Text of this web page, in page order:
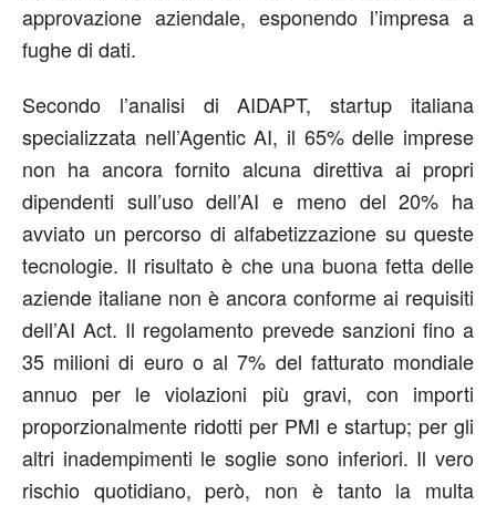
approvazione aziendale, esponendo l’impresa a
fughe di dati.
Secondo l’analisi diAIDAPT, startup italiana
specializzata nell’Agentic AI, il 65% delle imprese
non ha ancora fornito alcuna direttiva ai propri
dipendenti sull’uso dell’AI e meno del 20% ha
avviato un percorso di alfabetizzazione su queste
tecnologie. Il risultato è che una buona fetta delle
aziende italiane non è ancora conforme ai requisiti
dell’AI Act. Il regolamento prevedesanzioni fino a
35 milioni di euro o al 7% del fatturato mondiale
annuo per le violazioni più gravi, con importi
proporzionalmente ridotti per PMI e startup; per gli
altri inadempimenti le soglie sono inferiori. Il vero
rischio quotidiano, però, non è tanto la multa